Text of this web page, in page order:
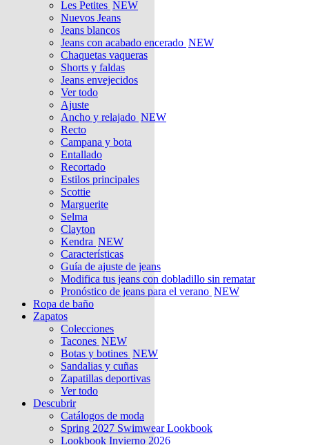
Les Petites NEW
Nuevos Jeans
Jeans blancos
Jeans con acabado encerado NEW
Chaquetas vaqueras
Shorts y faldas
Jeans envejecidos
Ver todo
Ajuste
Ancho y relajado NEW
Recto
Campana y bota
Entallado
Recortado
Estilos principales
Scottie
Marguerite
Selma
Clayton
Kendra NEW
Características
Guía de ajuste de jeans
Modifica tus jeans con dobladillo sin rematar
Pronóstico de jeans para el verano NEW
Ropa de baño
Zapatos
Colecciones
Tacones NEW
Botas y botines NEW
Sandalias y cuñas
Zapatillas deportivas
Ver todo
Descubrir
Catálogos de moda
Spring 2027 Swimwear Lookbook
Lookbook Invierno 2026